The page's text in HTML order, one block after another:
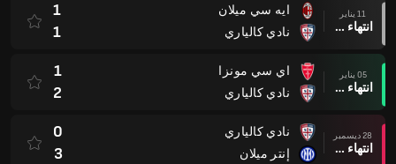
11 يناير
انتهاء وقت المباراة
ايه سي ميلان
نادي كالياري
1
1
05 يناير
انتهاء وقت المباراة
اي سي مونزا
نادي كالياري
1
2
28 ديسمبر
انتهاء وقت المباراة
نادي كالياري
إنتر ميلان
0
3